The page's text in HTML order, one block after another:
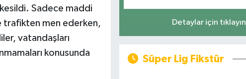
Sadece maddi
trafikten men ederken,
vatandaşları
konusunda
Detaylar için tıklayın
Süper Lig Fikstür